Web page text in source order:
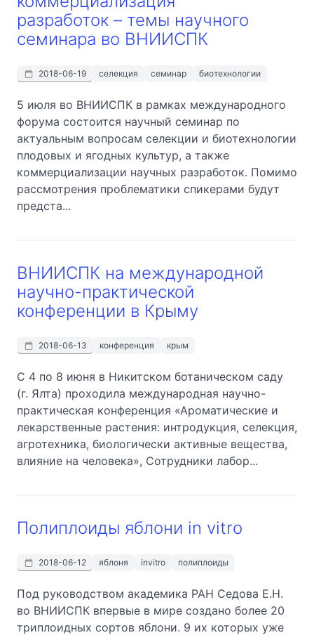
разработок – темы научного
семинара во ВНИИСПК
2018-06-19 селекция семинар биотехнологии
5 июля во ВНИИСПК в рамках международного
форума состоится научный семинар по
актуальным вопросам селекции и биотехнологии
плодовых и ягодных культур, а также
коммерциализации научных разработок. Помимо
рассмотрения проблематики спикерами будут
предста...
ВНИИСПК на международной
научно-практической
конференции в Крыму
2018-06-13 конференция крым
С 4 по 8 июня в Никитском ботаническом саду
(г. Ялта) проходила международная научно-
практическая конференция «Ароматические и
лекарственные растения: интродукция, селекция,
агротехника, биологически активные вещества,
влияние на человека», Сотрудники лабор...
Полиплоиды яблони in vitro
2018-06-12 яблоня invitro полиплоиды
Под руководством академика РАН Седова Е.Н.
во ВНИИСПК впервые в мире создано более 20
триплоидных сортов яблони. 9 их которых уже